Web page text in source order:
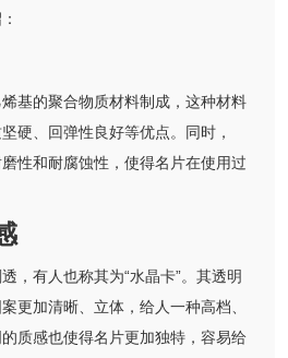
基的聚合物质材料制成，这种材料
硬、回弹性良好等优点。同时，
性和耐腐蚀性，使得名片在使用过
，有人也称其为“水晶卡”。其透明
更加清晰、立体，给人一种高档、
质感也使得名片更加独特，容易给